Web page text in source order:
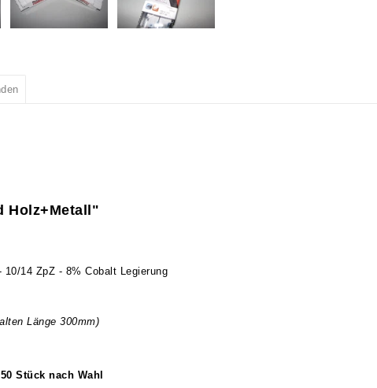
Holz+Metall"
14 ZpZ - 8% Cobalt Legierung
Länge 300mm)
Stück nach Wahl